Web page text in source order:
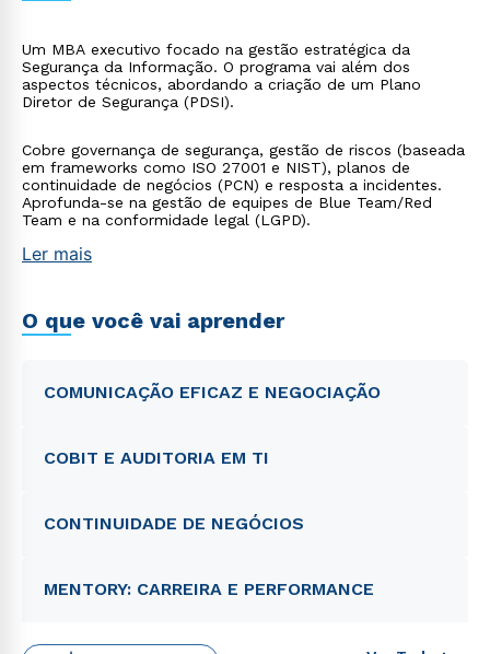
Um MBA executivo focado na gestão estratégica da
Segurança da Informação. O programa vai além dos
aspectos técnicos, abordando a criação de um Plano
Diretor de Segurança (PDSI).
Cobre governança de segurança, gestão de riscos (baseada
em frameworks como ISO 27001 e NIST), planos de
continuidade de negócios (PCN) e resposta a incidentes.
Aprofunda-se na gestão de equipes de Blue Team/Red
Team e na conformidade legal (LGPD).
Ler mais
O que você vai aprender
COMUNICAÇÃO EFICAZ E NEGOCIAÇÃO
COBIT E AUDITORIA EM TI
CONTINUIDADE DE NEGÓCIOS
MENTORY: CARREIRA E PERFORMANCE